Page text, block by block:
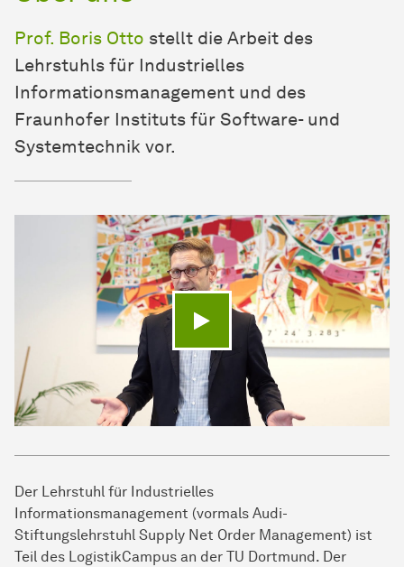
Prof. Boris Otto stellt die Arbeit des
Lehrstuhls für Industrielles
Informationsmanagement und des
Fraunhofer Instituts für Software- und
Systemtechnik vor.
Video abspielen
Der Lehrstuhl für Industrielles
Informationsmanagement (vormals Audi-
Stiftungslehrstuhl Supply Net Order Management) ist
Teil des LogistikCampus an der TU Dortmund. Der